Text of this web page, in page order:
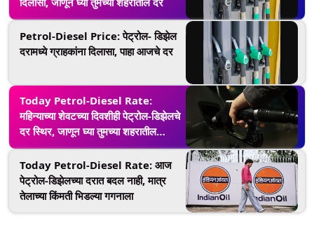
Petrol-Diesel Price: पेट्रोल- डिझेल
दरामध्ये ग्राहकांना दिलासा, पाहा आजचे दर
Today Petrol-Diesel Rate:
महिन्याच्या शेवटच्या दिवशीही पेट्रोल-डिझेलचे
दर स्थिर, जाणून घ्या तुमच्या शहरातील
आजचा दर
Today Petrol-Diesel Rate: आज
पेट्रोल-डिझेलच्या दरात बदल नाही, मात्र
तेलाच्या किंमती भिडल्या गगनाला